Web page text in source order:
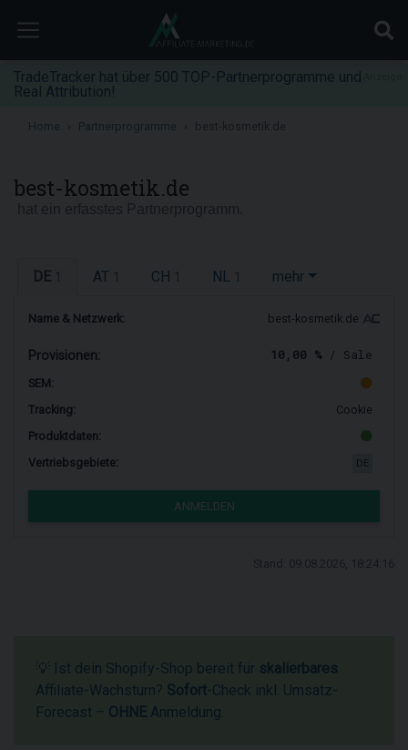
TradeTracker hat über 500 TOP-Partnerprogramme und
Real Attribution!
Home Partnerprogramme
best-kosmetik.de
DE AT CH NL mehr
Name & Netzwerk: best-kosmetik.de
Provisionen: 10,00 % / Sale
SEM:
Tracking:
Cookie
Produktdaten:
Vertriebsgebiete:
ANMELDEN
💡 Ist dein Shopify-Shop bereit für skalierbares
Affiliate-Wachstum? Sofort-Check inkl. Umsatz-
Forecast – OHNE Anmeldung.